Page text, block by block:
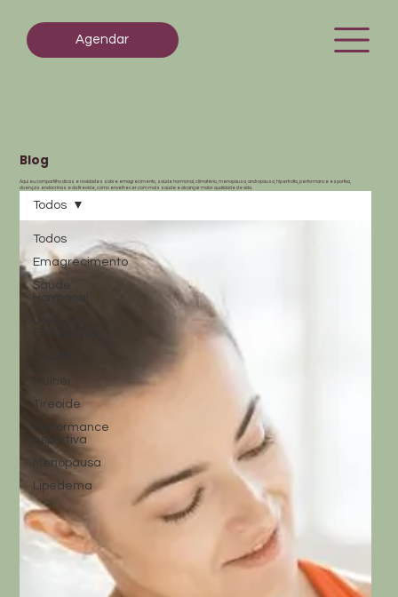
Agendar
Blog
Aqui eu compartilho dicas e novidades sobre emagrecimento, saúde hormonal, climatério, menopausa, andropausa, hipertrofia, performance esportiva,
doenças endócrinas e da tireoide, como envelhecer com mais saúde e alcançar maior qualidade de vida.
Todos
Emagrecimento
Saúde
Hormonal
Mulher
Tireoide
Performance
esportiva
Menopausa
Lipedema
Todos